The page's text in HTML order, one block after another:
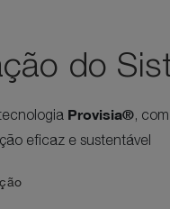
do
Provisia®,
eficaz e sustentável